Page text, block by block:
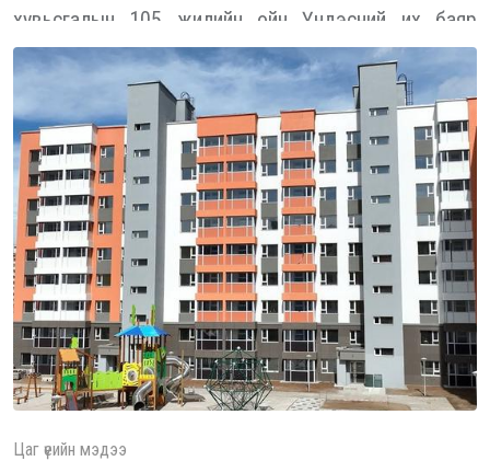
хувьсгалын 105 жилийн ойн Үндэсний их баяр
наадмын мэндийг эрхэм харилцагчид, түншүүд
болон нийт хамт олондоо өргөн дэвшүүлж, хотол
олноороо, дэлгэр сайхан наадахыг хүсэн ерөөе.
“ТӨРИЙН ОРОН СУУЦНЫ КОРПОРАЦИ” ТӨХХК-
ийн Гүйцэтгэх захирал Б.ЛХАГВА-ОЧИР
Цаг үеийн мэдээ